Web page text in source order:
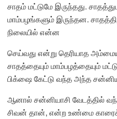
சாதம் மட்டுமே இருந்தது.
மாம்பழங்களும் இருந்தன.
நிலையில் என்ன
செய்வது என்று தெரியாத
சாதத்தையும் மாம்பழத்தையும்
பிக்ஷை கேட்டு வந்த அந்த
ஆனால் சன்னியாசி வேடத்தில்
சிவன் தான், என்ற உண்மை